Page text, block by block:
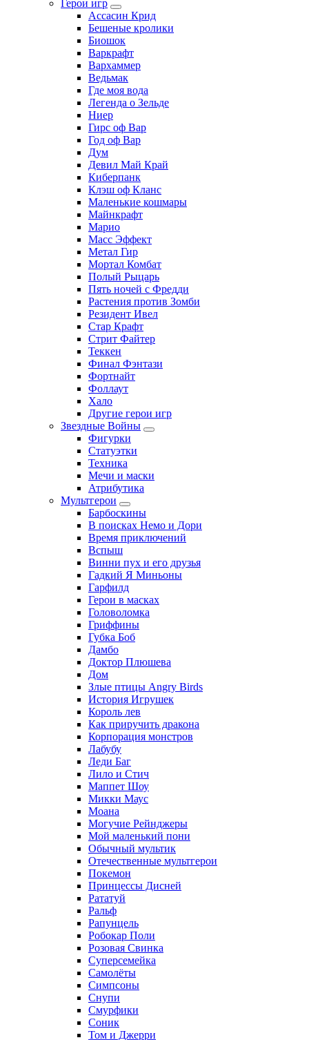
Герои игр
Ассасин Крид
Бешеные кролики
Биошок
Варкрафт
Вархаммер
Ведьмак
Где моя вода
Легенда о Зельде
Ниер
Гирс оф Вар
Год оф Вар
Дум
Девил Май Край
Киберпанк
Клэш оф Кланс
Маленькие кошмары
Майнкрафт
Марио
Масс Эффект
Метал Гир
Мортал Комбат
Полый Рыцарь
Пять ночей с Фредди
Растения против Зомби
Резидент Ивел
Стар Крафт
Стрит Файтер
Теккен
Финал Фэнтази
Фортнайт
Фоллаут
Хало
Другие герои игр
Звездные Войны
Фигурки
Статуэтки
Техника
Мечи и маски
Атрибутика
Мультгерои
Барбоскины
В поисках Немо и Дори
Время приключений
Вспыш
Винни пух и его друзья
Гадкий Я Миньоны
Гарфилд
Герои в масках
Головоломка
Гриффины
Губка Боб
Дамбо
Доктор Плюшева
Дом
Злые птицы Angry Birds
История Игрушек
Король лев
Как приручить дракона
Корпорация монстров
Лабубу
Леди Баг
Лило и Стич
Маппет Шоу
Микки Маус
Моана
Могучие Рейнджеры
Мой маленький пони
Обычный мультик
Отечественные мультгерои
Покемон
Принцессы Дисней
Рататуй
Ральф
Рапунцель
Робокар Поли
Розовая Свинка
Суперсемейка
Самолёты
Симпсоны
Снупи
Смурфики
Соник
Том и Джерри